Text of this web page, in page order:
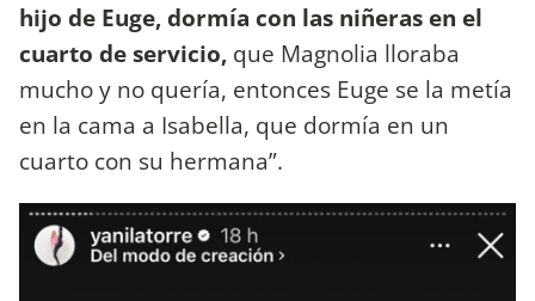
hijo de Euge, dormía con las niñeras en el
cuarto de servicio, que Magnolia lloraba
mucho y no quería, entonces Euge se la metía
en la cama a Isabella, que dormía en un
cuarto con su hermana”.